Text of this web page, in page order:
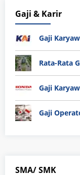
Gaji & Karir
SMA/ SMK